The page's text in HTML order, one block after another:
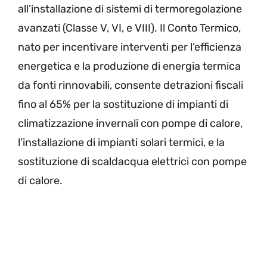
all’installazione di sistemi di termoregolazione
avanzati (Classe V, VI, e VIII). Il Conto Termico,
nato per incentivare interventi per l’efficienza
energetica e la produzione di energia termica
da fonti rinnovabili, consente detrazioni fiscali
fino al 65% per la sostituzione di impianti di
climatizzazione invernali con pompe di calore,
l’installazione di impianti solari termici, e la
sostituzione di scaldacqua elettrici con pompe
di calore.